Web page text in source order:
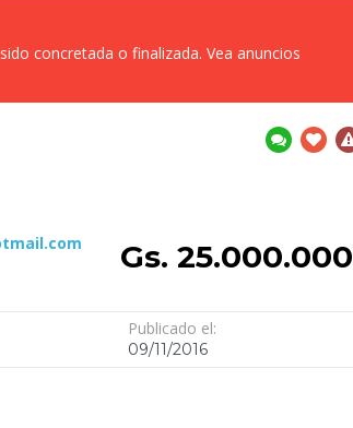
concretada o finalizada. Vea anuncios
Gs. 25.000.000
Publicado el:
09/11/2016